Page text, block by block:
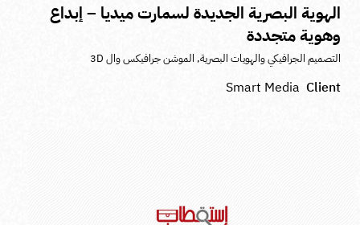
الهوية البصرية الجديدة لسمارت ميديا – إبداع
وهوية متجددة
التصميم الجرافيكي والهويات البصرية, الموشن جرافيكس وال 3D
Client
Smart Media